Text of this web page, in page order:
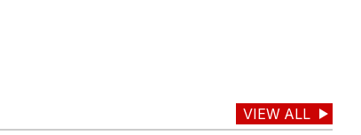
VIEW ALL